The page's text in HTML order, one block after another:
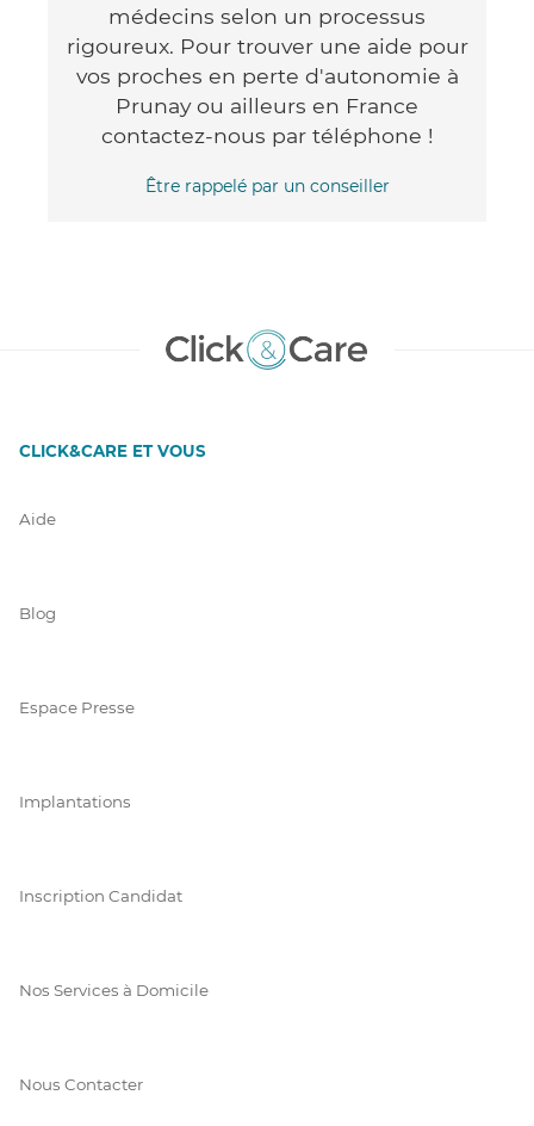
médecins selon un processus
rigoureux. Pour trouver une aide pour
vos proches en perte d'autonomie à
Prunay ou ailleurs en France
contactez-nous par téléphone !
Être rappelé par un conseiller
CLICK&CARE ET VOUS
Aide
Blog
Espace Presse
Implantations
Inscription Candidat
Nos Services à Domicile
Nous Contacter